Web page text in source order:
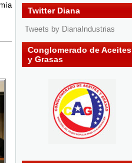
Twitter Diana
Tweets by DianaIndustrias
Conglomerado de Aceites
y Grasas